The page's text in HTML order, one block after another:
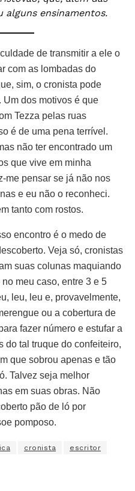
ensinamentos.
de transmitir a ele o
com as lombadas do
sim, o cronista pode
Um dos motivos é que
Tezza pelas ruas
é de uma pena terrível.
não ter encontrado um
que vive em minha
me pensar se já não nos
e eu não o reconheci.
tanto com rostos.
encontro é o medo de
Veja só, cronistas
suas colunas maquiando
meu caso, entre 3 e 5
leu, leu e, provavelmente,
ou a cobertura de
fazer número e estufar a
do tal truque do confeiteiro,
que sobrou apenas e tão
Talvez seja melhor
em suas obras. Não
pão de ló por
pomposo.
cronista escritor